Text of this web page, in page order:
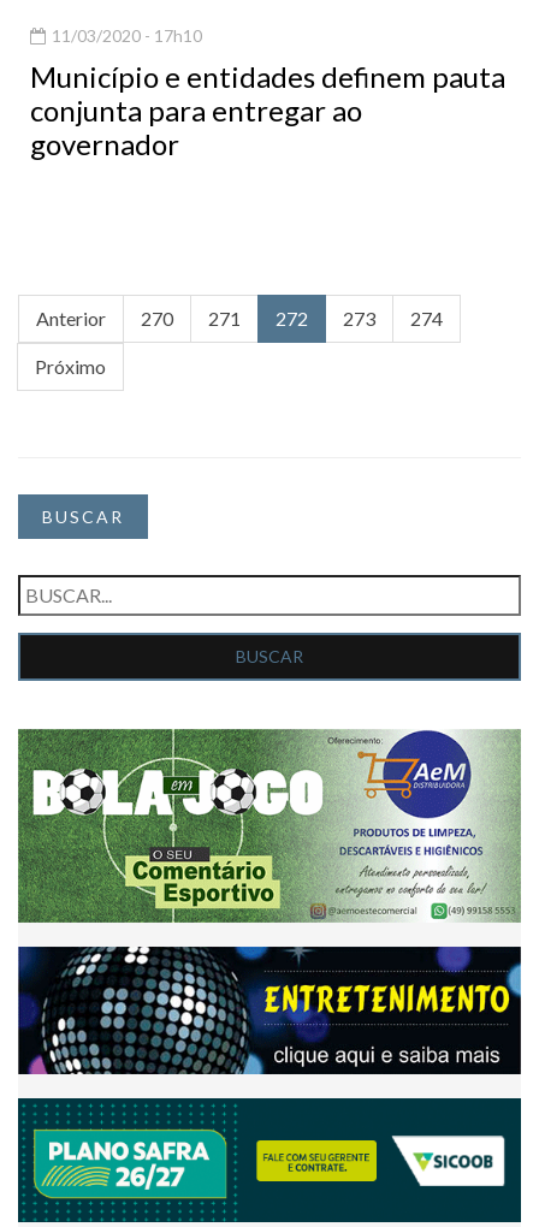
11/03/2020 - 17h10
Município e entidades definem pauta
conjunta para entregar ao
governador
Anterior 270 271 272 273 274
Próximo
BUSCAR